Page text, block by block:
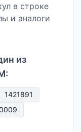
в строке
и аналоги
из
1421891